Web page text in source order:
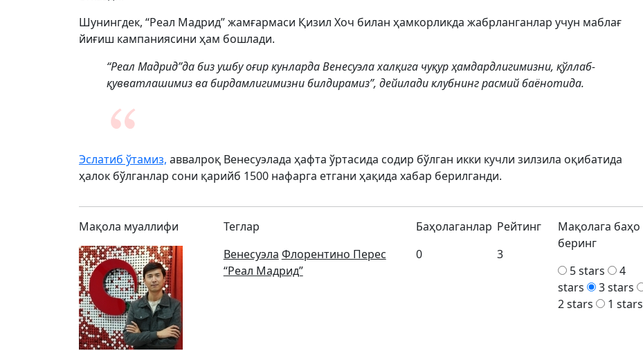
Шунингдек, “Реал Мадрид” жамғармаси Қизил Хоч билан ҳамкорликда жабрланганлар учун маблағ
йиғиш кампаниясини ҳам бошлади.
“Реал Мадрид”да биз ушбу оғир кунларда Венесуэла халқига чуқур ҳамдардлигимизни, қўллаб-
қувватлашимиз ва бирдамлигимизни билдирамиз”, дейилади клубнинг расмий баёнотида.
Эслатиб ўтамиз, аввалроқ Венесуэлада ҳафта ўртасида содир бўлган икки кучли зилзила оқибатида
ҳалок бўлганлар сони қарийб 1500 нафарга етгани ҳақида хабар берилганди.
Мақола муаллифи
Теглар
Венесуэла Флорентино Перес
“Реал Мадрид”
Баҳолаганлар
0
Рейтинг
3
Мақолага баҳо
беринг
5 stars
4
stars
3 stars
2 stars
1 stars